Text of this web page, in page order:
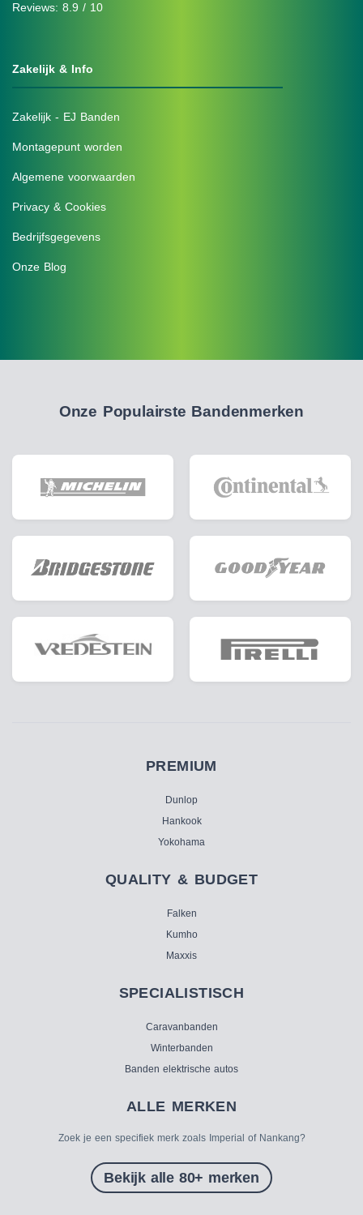
Reviews: 8.9 / 10
Zakelijk & Info
Zakelijk - EJ Banden
Montagepunt worden
Algemene voorwaarden
Privacy & Cookies
Bedrijfsgegevens
Onze Blog
Onze Populairste Bandenmerken
PREMIUM
Dunlop
Hankook
Yokohama
QUALITY & BUDGET
Falken
Kumho
Maxxis
SPECIALISTISCH
Caravanbanden
Winterbanden
Banden elektrische autos
ALLE MERKEN
Zoek je een specifiek merk zoals Imperial of Nankang?
Bekijk alle 80+ merken